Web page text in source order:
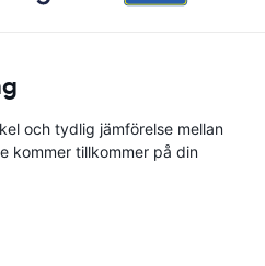
och tydlig jämförelse mellan
kommer tillkommer på din